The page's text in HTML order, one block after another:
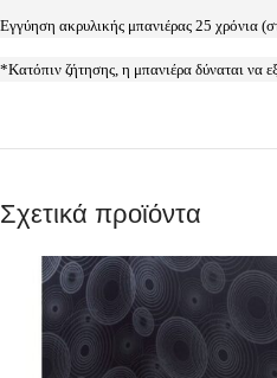
Εγγύηση ακρυλικής μπανιέρας 25 χρόνια
*Κατόπιν ζήτησης, η μπανιέρα δύναται να
Σχετικά προϊόντα